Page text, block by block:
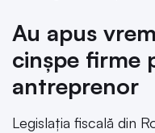
Au apus
cinșpe firme
antreprenor
Legislația fiscală din